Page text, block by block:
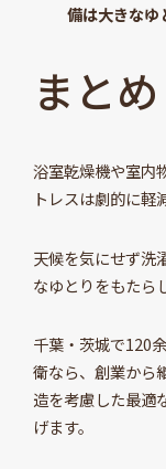
備は大きなゆ
まとめ
浴室乾燥機や室内
トレスは劇的に軽
天候を気にせず洗
なゆとりをもたら
千葉・茨城で120
衛なら、創業から
造を考慮した最適
げます。